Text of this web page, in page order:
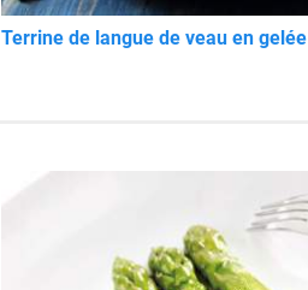
Terrine de langue de veau en gelée